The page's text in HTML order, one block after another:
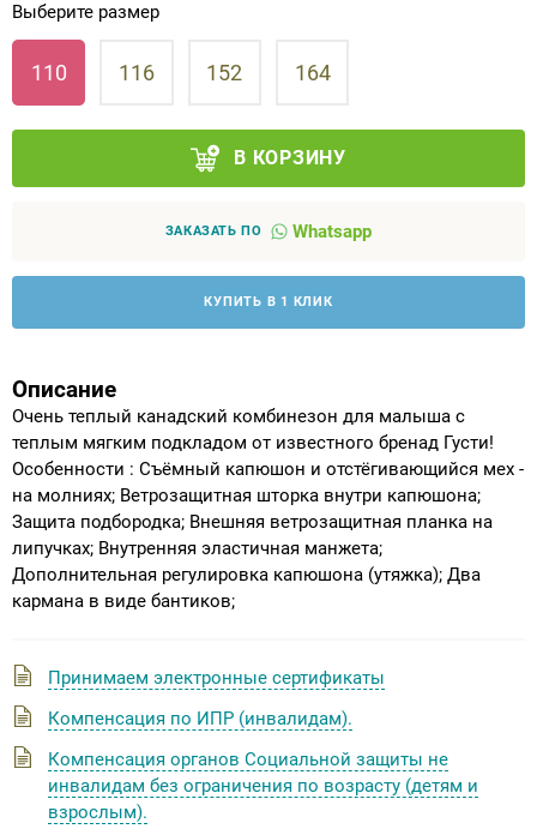
Выберите размер
110 116 152 164
В КОРЗИНУ
ЗАКАЗАТЬ ПО Whatsapp
КУПИТЬ В 1 КЛИК
Описание
Очень теплый канадский комбинезон для малыша с
теплым мягким подкладом от известного бренад Густи!
Особенности : Съёмный капюшон и отстёгивающийся мех -
на молниях; Ветрозащитная шторка внутри капюшона;
Защита подбородка; Внешняя ветрозащитная планка на
липучках; Внутренняя эластичная манжета;
Дополнительная регулировка капюшона (утяжка); Два
кармана в виде бантиков;
Принимаем электронные сертификаты
Компенсация по ИПР (инвалидам).
Компенсация органов Социальной защиты не
инвалидам без ограничения по возрасту (детям и
взрослым).
Аппараты на суставы
Санитарные приспособления для
инвалидов
инвалидов
Индивидуальное изготовление